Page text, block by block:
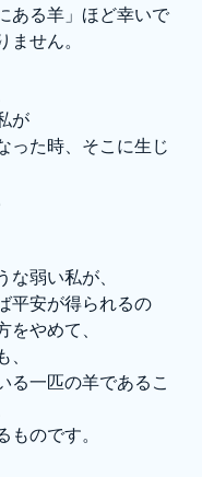
ある羊」ほど幸いで
ません。
が
った時、そこに生じ
な弱い私が、
平安が得られるの
をやめて、
、
る一匹の羊であるこ
ものです。